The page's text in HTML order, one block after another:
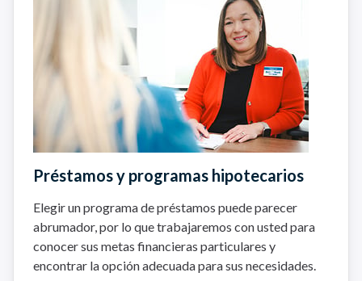
Préstamos y programas hipotecarios
Elegir un programa de préstamos puede parecer
abrumador, por lo que trabajaremos con usted para
conocer sus metas financieras particulares y
encontrar la opción adecuada para sus necesidades.